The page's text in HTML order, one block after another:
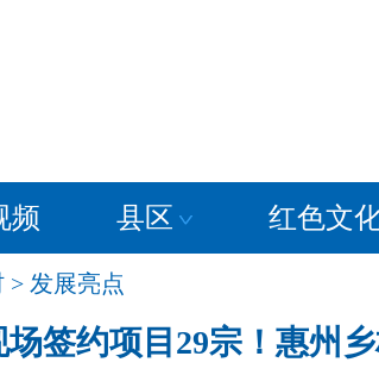
频 县区 红色文
> 发展亮点
场签约项目29宗！惠州